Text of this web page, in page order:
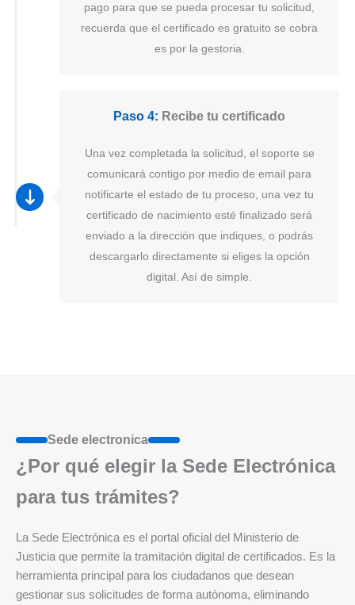
pago para que se pueda procesar tu solicitud,
recuerda que el certificado es gratuito se cobra
es por la gestoria.
Paso 4: Recibe tu certificado
Una vez completada la solicitud, el soporte se
comunicará contigo por medio de email para
notificarte el estado de tu proceso, una vez tu
certificado de nacimiento esté finalizado será
enviado a la dirección que indiques, o podrás
descargarlo directamente si eliges la opción
digital. Así de simple.
Sede electronica
¿Por qué elegir la Sede Electrónica
para tus trámites?
La Sede Electrónica es el portal oficial del Ministerio de
Justicia que permite la tramitación digital de certificados. Es la
herramienta principal para los ciudadanos que desean
gestionar sus solicitudes de forma autónoma, eliminando